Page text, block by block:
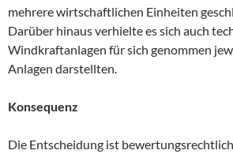
mehrere wirtschaftlichen Einheiten
Darüber hinaus verhielte es sich auch
Windkraftanlagen für sich genommen
Anlagen darstellten.
Konsequenz
Die Entscheidung ist